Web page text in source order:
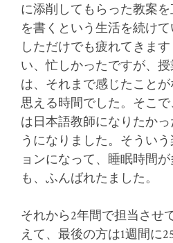
に添削してもらった教案
を書くという生活を続けて
しただけでも疲れてきま
い、忙しかったですが、
は、それまで感じたこと
思える時間でした。そこ
は日本語教師になりたか
うになりました。そうい
ョンになって、睡眠時間
も、ふんばれたました。
それから2年間で担当させ
えて、最後の方は1週間に